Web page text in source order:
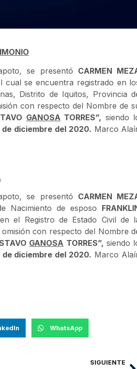
se presentó CARMEN
cual se encuentra registrado en
Distrito de Iquitos, Provincia
con respecto del Nombre de
GANOSA TORRES”, siendo
de diciembre del 2020. Marco
se presentó CARMEN
Nacimiento de esposo
el Registro de Estado Civil de
con respecto del Nombre
GANOSA TORRES”, siendo
de diciembre del 2020. Marco
WhatsApp
SIGUIENTE